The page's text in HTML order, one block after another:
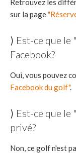
Retrouvez les
sur la page
⟩ Est-ce que
Facebook?
Oui, vous pouvez
Facebook du golf".
⟩ Est-ce que
privé?
Non, ce golf n'est